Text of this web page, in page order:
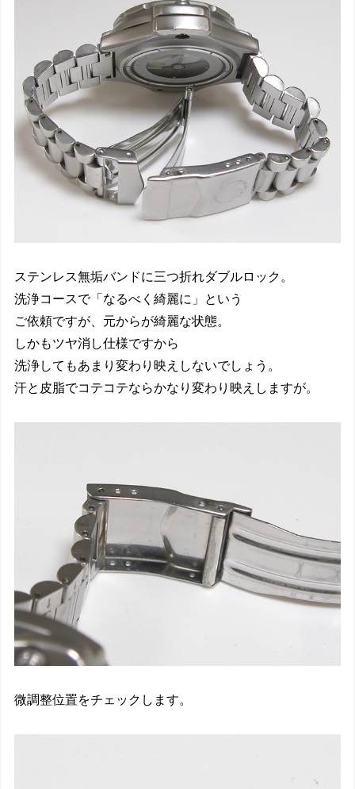
ステンレス無垢バンドに三つ折れダブルロック。
洗浄コースで「なるべく綺麗に」という
ご依頼ですが、元からが綺麗な状態。
しかもツヤ消し仕様ですから
洗浄してもあまり変わり映えしないでしょう。
汗と皮脂でコテコテならかなり変わり映えしますが。
微調整位置をチェックします。